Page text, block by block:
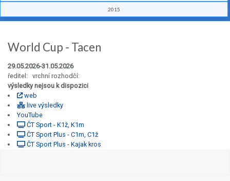
2015
World Cup - Tacen
29.05.2026-31.05.2026
ředitel: vrchní rozhodčí:
výsledky nejsou k dispozici
web
live výsledky
YouTube
ČT Sport - K1ž, K1m
ČT Sport Plus - C1m, C1ž
ČT Sport Plus - Kajak kros